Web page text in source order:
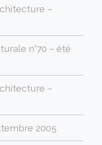
–
n°70 – été
–
2005